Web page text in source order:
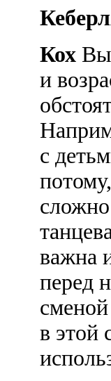
Кох
и
с
важна
перед
в этой